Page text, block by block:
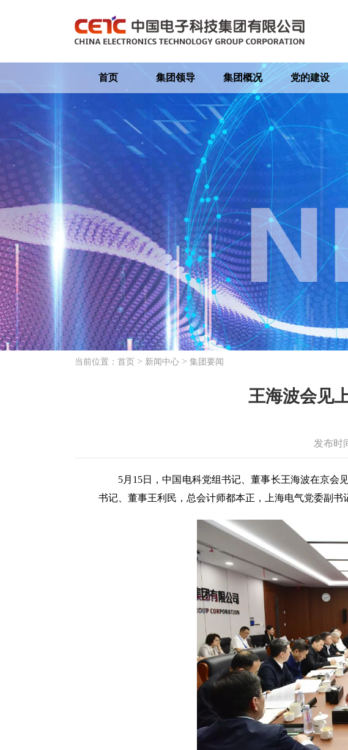
首页 集团领导 集团概况 党的建设
当前位置： 首页 > 新闻中心 > 集团要闻
王海波会见
发布时
5月15日，中国电科党组书记、董事长王海波在京会见
书记、董事王利民，总会计师都本正，上海电气党委副书